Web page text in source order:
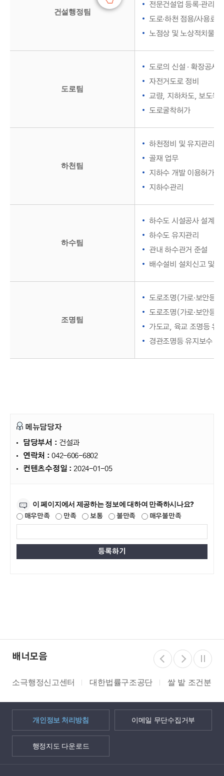
건설행정팀
전문건설업 등록·관리
도로·하천 점용/사용료
노점상 및 노상적치물
도로팀
도로의 신설 · 확장공사
자전거도로 정비
교량, 지하차도, 보도육
도로굴착허가
하천팀
하천정비 및 유지관리
골재 업무
지하수 개발 이용허가(
지하수관리
하수팀
하수도 시설공사 설계
하수도 유지관리
관내 하수관거 준설
배수설비 설치신고 및
조명팀
도로조명(가로·보안등)
도로조명(가로·보안등)
가도교, 육교 조명등 유
경관조명등 유지보수 관
메뉴담당자
담당부서 : 건설과
연락처 :042-606-6802
컨텐츠수정일 : 2024-01-05
이 페이지에서 제공하는 정보에 대하여 만족하시나요?
매우만족 만족 보통 불만족 매우불만족
배너모음
소극행정신고센터 대한법률구조공단 쌀 밭 조건분리
개인정보 처리방침 이메일 무단수집거부
행정지도 다운로드